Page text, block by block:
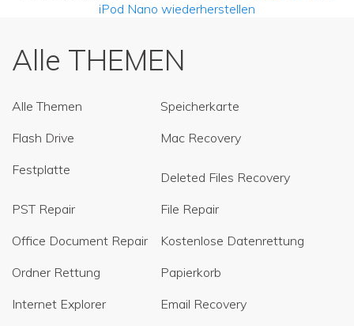
iPod Nano wiederherstellen
Alle THEMEN
Alle Themen
Speicherkarte
Flash Drive
Mac Recovery
Festplatte
Deleted Files Recovery
PST Repair
File Repair
Office Document Repair
Kostenlose Datenrettung
Ordner Rettung
Papierkorb
Internet Explorer
Email Recovery